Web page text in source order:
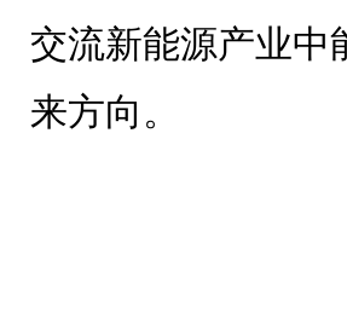
交流新能源产业中
来方向。